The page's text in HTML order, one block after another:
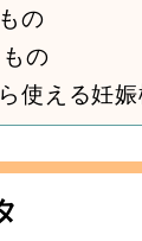
の
の
使える妊